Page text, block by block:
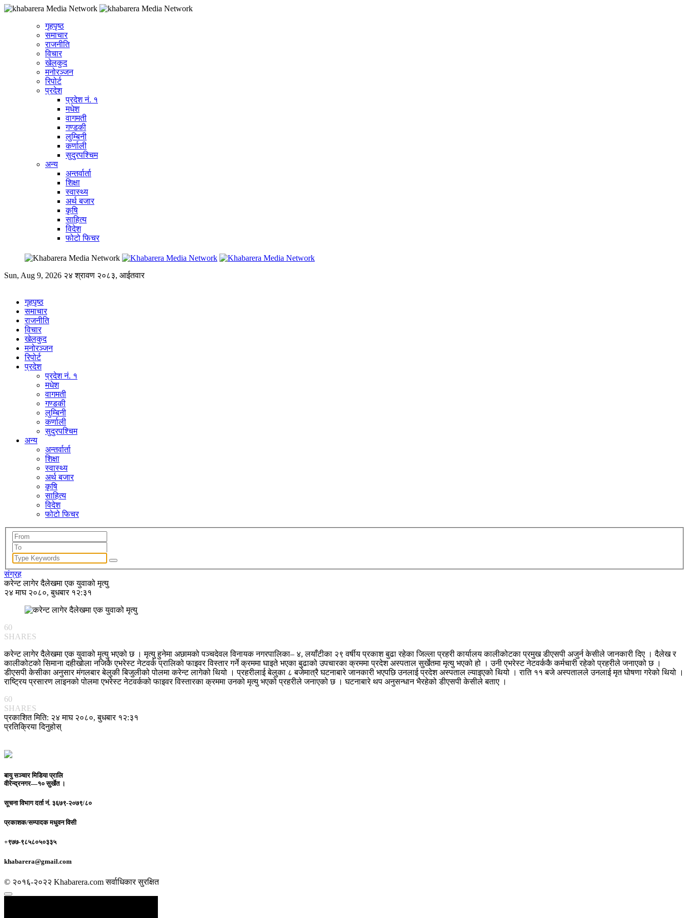
गृहपृष्ठ
समाचार
राजनीति
विचार
खेलकुद
मनोरञ्जन
रिपोर्ट
प्रदेश
प्रदेश नं. १
मधेश
वागमती
गण्डकी
लुम्बिनी
कर्णाली
सुदुरपश्चिम
अन्य
अन्तर्वार्ता
शिक्षा
स्वास्थ्य
अर्थ बजार
कृषि
साहित्य
विदेश
फोटो फिचर
Sun, Aug 9, 2026 २४ श्रावण २०८३, आईतवार
गृहपृष्ठ
समाचार
राजनीति
विचार
खेलकुद
मनोरञ्जन
रिपोर्ट
प्रदेश
प्रदेश नं. १
मधेश
वागमती
गण्डकी
लुम्बिनी
कर्णाली
सुदुरपश्चिम
अन्य
अन्तर्वार्ता
शिक्षा
स्वास्थ्य
अर्थ बजार
कृषि
साहित्य
विदेश
फोटो फिचर
संग्रह
करेन्ट लागेर दैलेखमा एक युवाको मृत्यु
२४ माघ २०८०, बुधबार १२:३१
60
SHARES
करेन्ट लागेर दैलेखमा एक युवाको मृत्यु भएको छ । मृत्यु हुनेमा अछामको पञ्चदेवल विनायक नगरपालिका– ४, लयाँटीका २९ वर्षीय प्रकाश बुढा रहेका जिल्ला प्रहरी कार्यालय कालीकोटका प्रमुख डीएसपी अजुर्न केसीले जानकारी दिए । दैलेख र
कालीकोटको सिमाना दहीखोला नजिकै एभरेस्ट नेटवर्क प्रालिको फाइवर विस्तार गर्ने क्रममा घाइते भएका बुढाको उपचारका क्रममा प्रदेश अस्पताल सुर्खेतमा मृत्यु भएको हो । उनी एभरेस्ट नेटवर्ककै कर्मचारी रहेको प्रहरीले जनाएको छ ।
डीएसपी केसीका अनुसार मंगलबार बेलुकी बिजुलीको पोलमा करेन्ट लागेको थियो । प्रहरीलाई बेलुका ८ बजेमात्रै घटनाबारे जानकारी भएपछि उनलाई प्रदेश अस्पताल ल्याइएको थियो । राति ११ बजे अस्पतालले उनलाई मृत घोषणा गरेको थियो ।
राष्ट्रिय प्रसारण लाइनको पोलमा एभरेस्ट नेटवर्कको फाइवर विस्तारका क्रममा उनको मृत्यु भएको प्रहरीले जनाएको छ । घटनाबारे थप अनुसन्धान भैरहेको डीएसपी केसीले बताए ।
60
SHARES
प्रकाशित मिति: २४ माघ २०८०, बुधबार १२:३१
प्रतिक्रिया दिनुहोस्
बायु सञ्चार मिडिया प्रालि
वीरेन्द्रनगर—१० सुर्खेत ।
सूचना विभाग दर्ता नं. ३६७९-२०७९/८०
प्रकाशक/सम्पादकमधुवन विसी
+९७७-९८५८०५०३३५
khabarera@gmail.com
© २०१६-२०२२ Khabarera.com सर्वाधिकार सुरक्षित